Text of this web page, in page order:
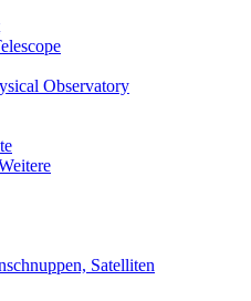
Observatory
Satelliten